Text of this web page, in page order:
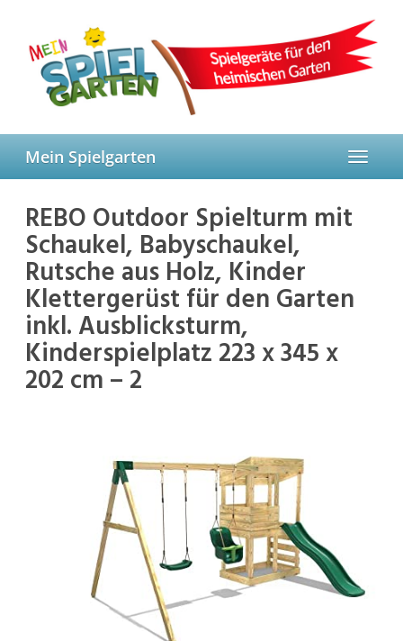
content
Toggle
Mein Spielgarten
REBO Outdoor Spielturm mit
Schaukel, Babyschaukel,
Rutsche aus Holz, Kinder
Klettergerüst für den Garten
inkl. Ausblicksturm,
Kinderspielplatz 223 x 345 x
202 cm – 2